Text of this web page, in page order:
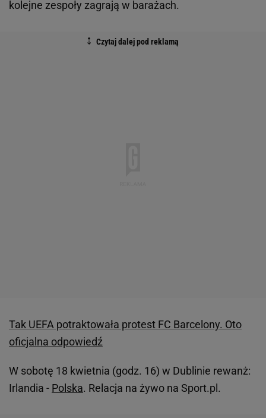
kolejne zespoły zagrają w barażach.
Tak UEFA potraktowała protest FC Barcelony. Oto
oficjalna odpowiedź
W sobotę 18 kwietnia (godz. 16) w Dublinie rewanż:
Irlandia - Polska. Relacja na żywo na Sport.pl.